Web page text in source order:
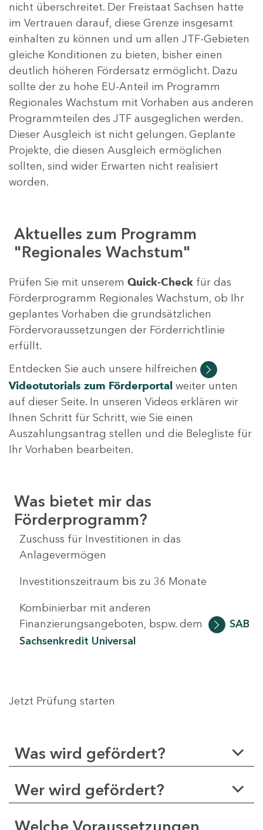
nicht überschreitet. Der Freistaat Sachsen hatte
im Vertrauen darauf, diese Grenze insgesamt
einhalten zu können und um allen JTF-Gebieten
gleiche Konditionen zu bieten, bisher einen
deutlich höheren Fördersatz ermöglicht. Dazu
sollte der zu hohe EU-Anteil im Programm
Regionales Wachstum mit Vorhaben aus anderen
Programmteilen des JTF ausgeglichen werden.
Dieser Ausgleich ist nicht gelungen. Geplante
Projekte, die diesen Ausgleich ermöglichen
sollten, sind wider Erwarten nicht realisiert
worden.
Aktuelles zum Programm
"Regionales Wachstum"
Prüfen Sie mit unserem Quick-Check für das
Förderprogramm Regionales Wachstum, ob Ihr
geplantes Vorhaben die grundsätzlichen
Fördervoraussetzungen der Förderrichtlinie
erfüllt.
Entdecken Sie auch unsere hilfreichen
Videotutorials zum Förderportal weiter unten
auf dieser Seite. In unseren Videos erklären wir
Ihnen Schritt für Schritt, wie Sie einen
Auszahlungsantrag stellen und die Belegliste für
Ihr Vorhaben bearbeiten.
Was bietet mir das
Förderprogramm?
Zuschuss für Investitionen in das
Anlagevermögen
Investitionszeitraum bis zu 36 Monate
Kombinierbar mit anderen
Finanzierungsangeboten, bspw. dem
SAB
Sachsenkredit Universal
Jetzt Prüfung starten
Was wird gefördert?
Wer wird gefördert?
Welche Voraussetzungen